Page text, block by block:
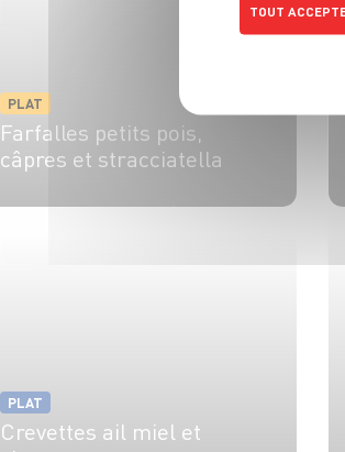
PLAT
Farfalles petits pois,
câpres et stracciatella
PLAT
Crevettes ail miel et
TOUT